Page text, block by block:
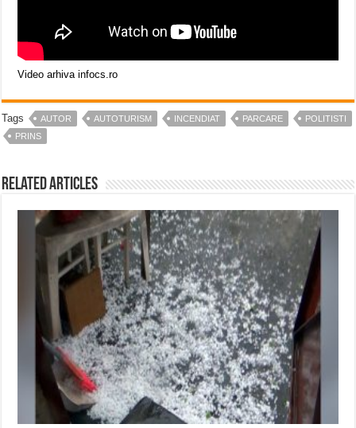
Video arhiva infocs.ro
Tags AUTOR AUTOTURISM INCENDIAT PARCARE
POLITISTI
PRINS
Related Articles